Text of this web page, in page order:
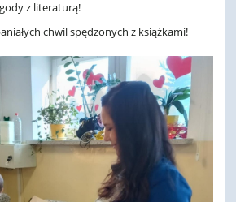
z literaturą!
chwil spędzonych z książkami!